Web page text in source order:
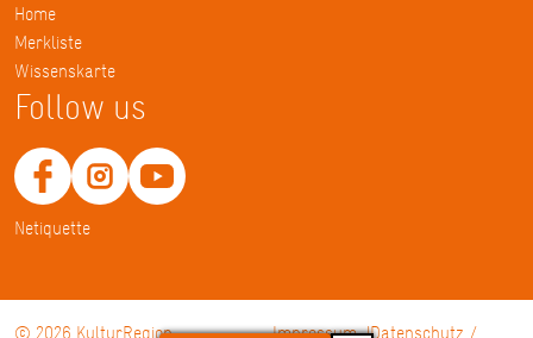
Home
Merkliste
Wissenskarte
Follow us
Netiquette
© 2026 KulturRegion Impressum Datenschutz /